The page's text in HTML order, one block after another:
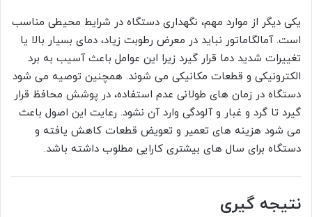
یکی دیگر از موارد مهم، نگهداری دستگاه در شرایط محیطی مناسب
است. آمالگاماتور نباید در معرض رطوبت زیاد، دمای بسیار بالا یا
تغییرات شدید دما قرار گیرد زیرا این عوامل باعث آسیب به برد
الکترونیکی و قطعات مکانیکی می شوند. همچنین توصیه می شود
دستگاه در زمان های طولانی عدم استفاده، در پوشش محافظ قرار
گیرد تا گرد و غبار و آلودگی وارد آن نشود. رعایت این اصول باعث
می شود هزینه های تعمیر و تعویض قطعات کاهش یافته و
دستگاه برای سال های بیشتری کارایی مطلوب داشته باشد.
نتیجه گیری